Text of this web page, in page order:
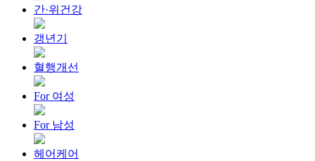
간·위건강
갱년기
혈행개선
For 여성
For 남성
헤어케어